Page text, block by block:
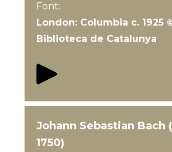
Font:
London: Columbia c. 1925
Biblioteca de Catalunya
Johann Sebastian Bach
1750)